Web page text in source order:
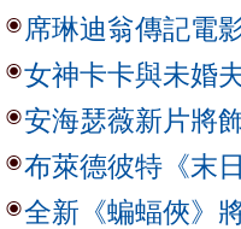
席琳迪翁傳記電
女神卡卡與未婚
安海瑟薇新片將
布萊德彼特《末
全新《蝙蝠俠》